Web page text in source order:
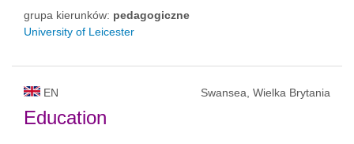
grupa kierunków: pedagogiczne
University of Leicester
EN Swansea, Wielka Brytania
Education